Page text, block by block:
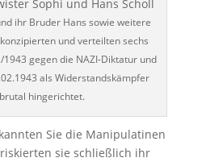
ihr Bruder Hans sowie weitere
und verteilten sechs
gegen die NAZI-Diktatur und
als Widerstandskämpfer
brutal hingerichtet.
Sie die Manipulatinen
sie schließlich ihr